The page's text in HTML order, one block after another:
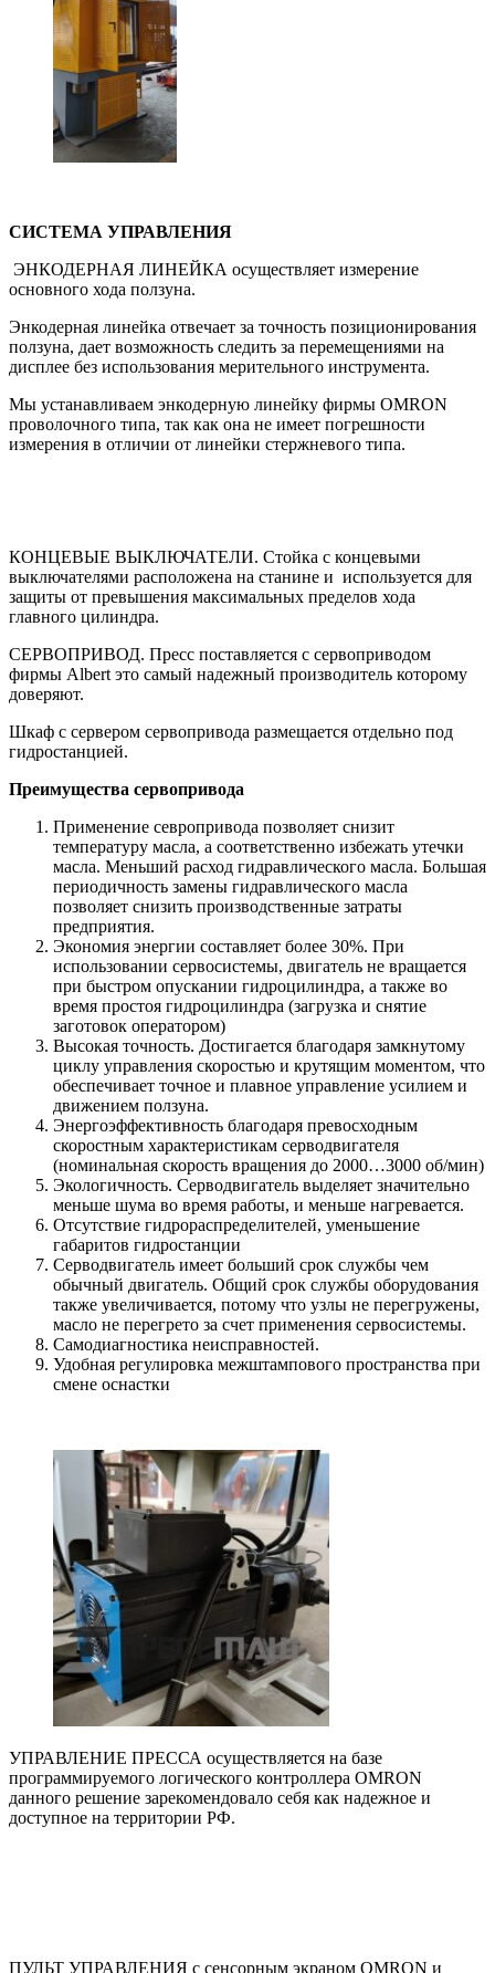
СИСТЕМА УПРАВЛЕНИЯ
ЭНКОДЕРНАЯ ЛИНЕЙКА осуществляет измерение
основного хода ползуна.
Энкодерная линейка отвечает за точность позиционирования
ползуна, дает возможность следить за перемещениями на
дисплее без использования мерительного инструмента.
Мы устанавливаем энкодерную линейку фирмы OMRON
проволочного типа, так как она не имеет погрешности
измерения в отличии от линейки стержневого типа.
КОНЦЕВЫЕ ВЫКЛЮЧАТЕЛИ. Стойка с концевыми
выключателями расположена на станине и используется для
защиты от превышения максимальных пределов хода
главного цилиндра.
СЕРВОПРИВОД. Пресс поставляется с сервоприводом
фирмы Albert это самый надежный производитель которому
доверяют.
Шкаф с сервером сервопривода размещается отдельно под
гидростанцией.
Преимущества сервопривода
Применение севропривода позволяет снизит
температуру масла, а соответственно избежать утечки
масла. Меньший расход гидравлического масла. Большая
периодичность замены гидравлического масла
позволяет снизить производственные затраты
предприятия.
Экономия энергии составляет более 30%. При
использовании сервосистемы, двигатель не вращается
при быстром опускании гидроцилиндра, а также во
время простоя гидроцилиндра (загрузка и снятие
заготовок оператором)
Высокая точность. Достигается благодаря замкнутому
циклу управления скоростью и крутящим моментом, что
обеспечивает точное и плавное управление усилием и
движением ползуна.
Энергоэффективность благодаря превосходным
скоростным характеристикам серводвигателя
(номинальная скорость вращения до 2000…3000 об/мин)
Экологичность. Серводвигатель выделяет значительно
меньше шума во время работы, и меньше нагревается.
Отсутствие гидрораспределителей, уменьшение
габаритов гидростанции
Серводвигатель имеет больший срок службы чем
обычный двигатель. Общий срок службы оборудования
также увеличивается, потому что узлы не перегружены,
масло не перегрето за счет применения сервосистемы.
Самодиагностика неисправностей.
Удобная регулировка межштампового пространства при
смене оснастки
УПРАВЛЕНИЕ ПРЕССА осуществляется на базе
программируемого логического контроллера OMRON
данного решение зарекомендовало себя как надежное и
доступное на территории РФ.
ПУЛЬТ УПРАВЛЕНИЯ с сенсорным экраном OMRON и